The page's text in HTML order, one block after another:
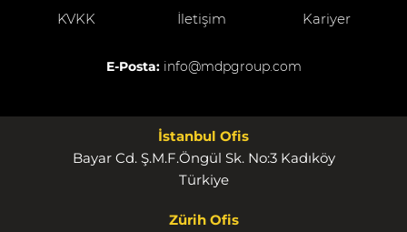
KVKK
İletişim Kariyer
E-Posta: info@mdpgroup.com
İstanbul Ofis
Bayar Cd. Ş.M.F.Öngül Sk. No:3 Kadıköy
Türkiye
Zürih Ofis